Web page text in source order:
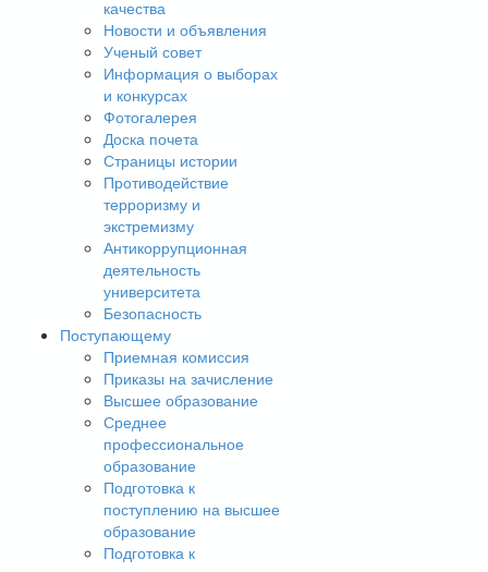
качества
Новости и объявления
Ученый совет
Информация о выборах
и конкурсах
Фотогалерея
Доска почета
Страницы истории
Противодействие
терроризму и
экстремизму
Антикоррупционная
деятельность
университета
Безопасность
Поступающему
Приемная комиссия
Приказы на зачисление
Высшее образование
Среднее
профессиональное
образование
Подготовка к
поступлению на высшее
образование
Подготовка к